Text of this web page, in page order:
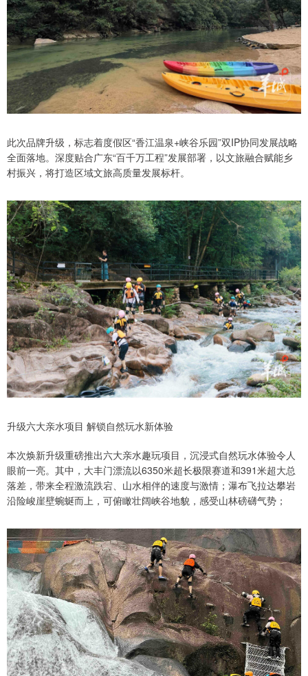
此次品牌升级，标志着度假区“香江温泉+峡谷乐园”双IP协同发展战略
全面落地。深度贴合广东“百千万工程”发展部署，以文旅融合赋能乡
村振兴，将打造区域文旅高质量发展标杆。
升级六大亲水项目 解锁自然玩水新体验
本次焕新升级重磅推出六大亲水趣玩项目，沉浸式自然玩水体验令人
眼前一亮。其中，大丰门漂流以6350米超长极限赛道和391米超大总
落差，带来全程激流跌宕、山水相伴的速度与激情；瀑布飞拉达攀岩
沿险峻崖壁蜿蜒而上，可俯瞰壮阔峡谷地貌，感受山林磅礴气势；